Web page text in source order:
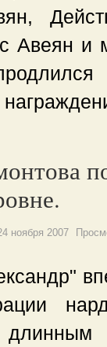
Авеян и
ноября 2007
длинным